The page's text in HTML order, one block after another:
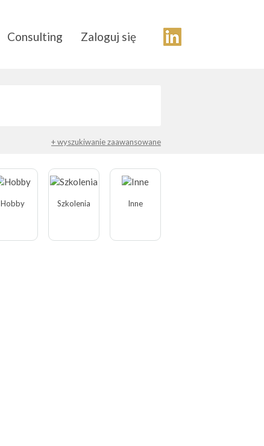
Consulting Zaloguj się
+ wyszukiwanie zaawansowane
Hobby Szkolenia Inne